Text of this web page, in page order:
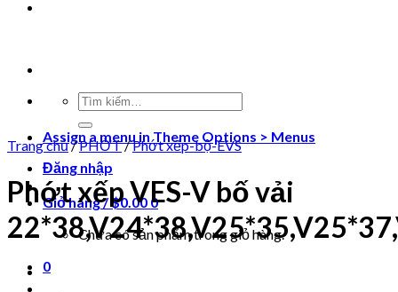
Tìm
kiếm:
Assign a menu in Theme Options > Menus
Đăng nhập
Giỏ hàng / $0.00 0
Chưa có sản phẩm trong giỏ hàng.
0
Trang chủ/PHỚT/Phớt xếp-bộ-EVS
Phớt xếp VES-V bố vải